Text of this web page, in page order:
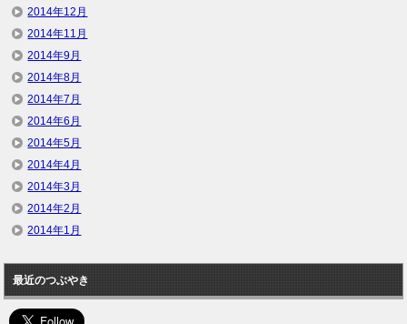
2014年12月
2014年11月
2014年9月
2014年8月
2014年7月
2014年6月
2014年5月
2014年4月
2014年3月
2014年2月
2014年1月
最近のつぶやき